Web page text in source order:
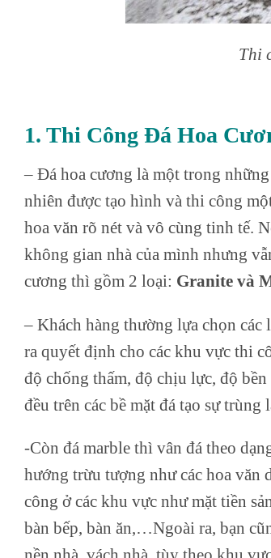
Thi
1. Thi Công Đá Hoa
– Đá hoa cương là một trong
nhiên được tạo hình và thi công
hoa văn rõ nét và vô cùng tinh tế.
không gian nhà của mình nhưng
cương thì gồm 2 loại: Granite và
– Khách hàng thường lựa chọn các
ra quyết định cho các khu vực thi
độ chống thấm, độ chịu lực, độ
đều trên các bề mặt đá tạo sự
-Còn đá marble thì vân đá theo
hướng trừu tượng như các hoa văn
công ở các khu vực như mặt tiền
bàn bếp, bàn ăn,…Ngoài ra, bạn